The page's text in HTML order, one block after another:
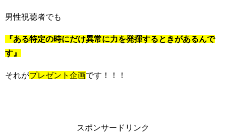
男性視聴者でも
『ある特定の時にだけ異常に力を発揮するときがあるんで
す』
それがプレゼント企画です！！！
スポンサードリンク